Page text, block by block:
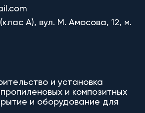
A), вул. М. Амосова, 12, м.
и установка
и композитных
и оборудование для